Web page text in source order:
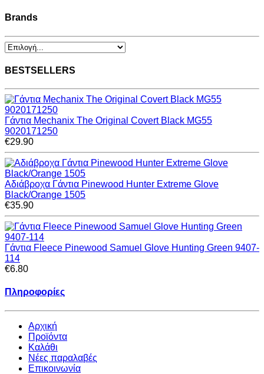
Brands
BESTSELLERS
Γάντια Mechanix The Original Covert Black MG55
9020171250
€29.90
Αδιάβροχα Γάντια Pinewood Hunter Extreme Glove
Black/Orange 1505
€35.90
Γάντια Fleece Pinewood Samuel Glove Hunting Green 9407-
114
€6.80
Πληροφορίες
Αρχική
Προϊόντα
Καλάθι
Νέες παραλαβές
Επικοινωνία